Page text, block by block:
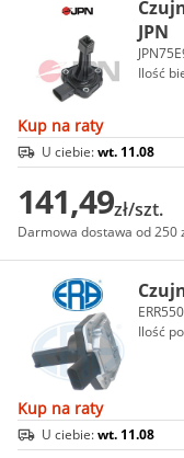
JPN
Ilość
Kup na raty
U ciebie:wt. 11.08
141,49zł/szt.
Darmowa dostawa od 250
Ilość
Kup na raty
U ciebie:wt. 11.08